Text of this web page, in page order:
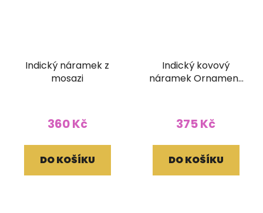
Indický náramek z
mosazi
360 Kč
DO KOŠÍKU
Indický kovový
náramek Ornament
375 Kč
DO KOŠÍKU